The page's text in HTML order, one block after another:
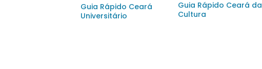
Guia Rápido Ceará
Universitário
Guia Rápido Ceará da
Cultura